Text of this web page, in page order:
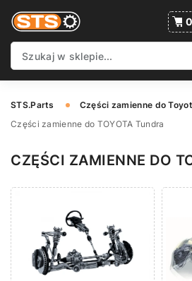
STS.Parts
Części zamienne do
Części zamienne do TOYOTA Tundra
CZĘŚCI ZAMIENNE DO